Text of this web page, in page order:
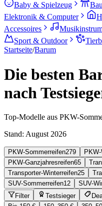
Baby & Spielzeug
Elektronik & Computer
Accessoires
Sport & Outdoor
Startseite/Barum
Die besten
nach
Top-Modelle aus PKW-
Stand: August 2026
PKW-Sommerreifen279
PKW-Ganzjahresreifen65
Transporter-Winterreifen25
SUV-Sommerreifen12 SUV-
Filter
Testsieger